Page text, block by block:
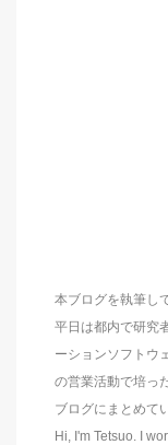
本ブログを執筆し
平日は都内で研究
ーションソフトウ
の営業活動で培っ
ブログにまとめて
Hi, I'm Tetsuo. I